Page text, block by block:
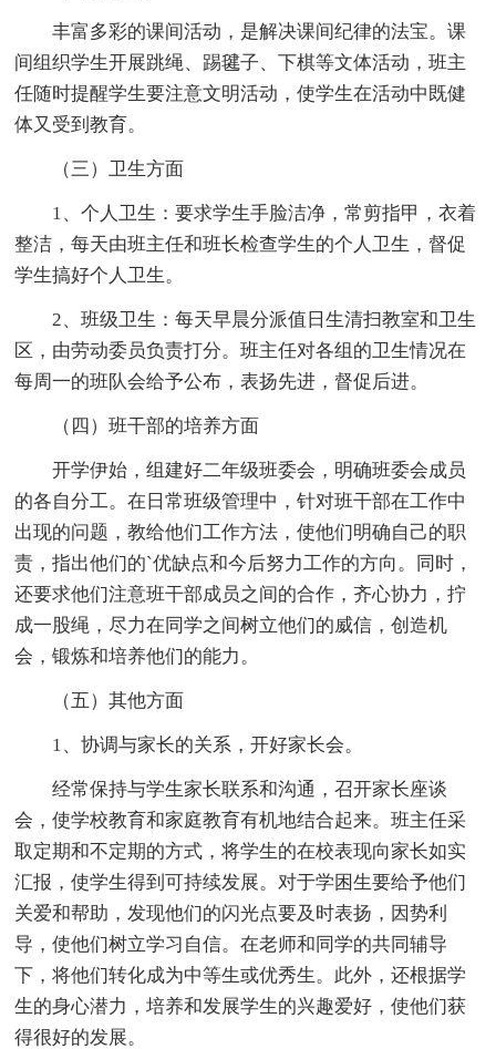
丰富多彩的课间活动，是解决课间纪律的法宝。课
间组织学生开展跳绳、踢毽子、下棋等文体活动，班主
任随时提醒学生要注意文明活动，使学生在活动中既健
体又受到教育。
（三）卫生方面
1、个人卫生：要求学生手脸洁净，常剪指甲，衣着
整洁，每天由班主任和班长检查学生的个人卫生，督促
学生搞好个人卫生。
2、班级卫生：每天早晨分派值日生清扫教室和卫生
区，由劳动委员负责打分。班主任对各组的卫生情况在
每周一的班队会给予公布，表扬先进，督促后进。
（四）班干部的培养方面
开学伊始，组建好二年级班委会，明确班委会成员
的各自分工。在日常班级管理中，针对班干部在工作中
出现的问题，教给他们工作方法，使他们明确自己的职
责，指出他们的`优缺点和今后努力工作的方向。同时，
还要求他们注意班干部成员之间的合作，齐心协力，拧
成一股绳，尽力在同学之间树立他们的威信，创造机
会，锻炼和培养他们的能力。
（五）其他方面
1、协调与家长的关系，开好家长会。
经常保持与学生家长联系和沟通，召开家长座谈
会，使学校教育和家庭教育有机地结合起来。班主任采
取定期和不定期的方式，将学生的在校表现向家长如实
汇报，使学生得到可持续发展。对于学困生要给予他们
关爱和帮助，发现他们的闪光点要及时表扬，因势利
导，使他们树立学习自信。在老师和同学的共同辅导
下，将他们转化成为中等生或优秀生。此外，还根据学
生的身心潜力，培养和发展学生的兴趣爱好，使他们获
得很好的发展。